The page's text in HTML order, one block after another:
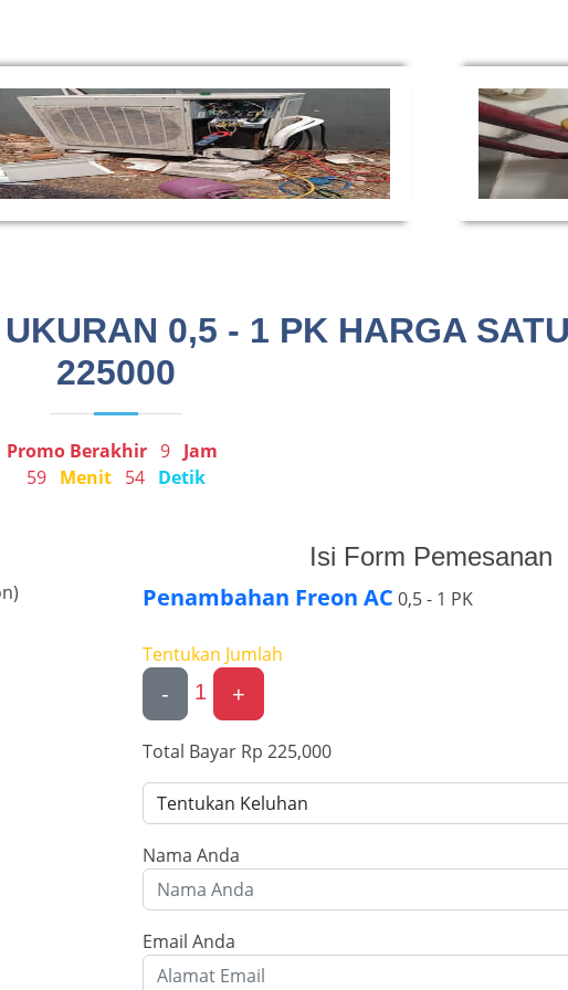
0,5 - 1 PK HARGA
225000
Promo Berakhir 9 Jam
59 Menit 54 Detik
Isi Form Pemesanan
Penambahan Freon AC 0,5 - 1 PK
Tentukan Jumlah
-
1 +
Total Bayar Rp 225,000
Nama Anda
Email Anda